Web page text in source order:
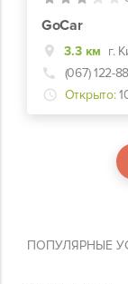
GoCar
3.3 км г.
(067) 122-
Открыто:
ПОПУЛЯРНЫЕ